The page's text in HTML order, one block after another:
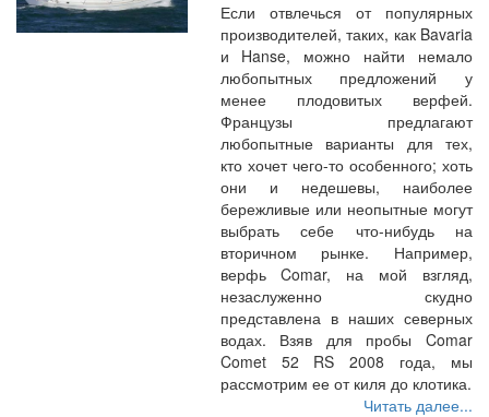
Если отвлечься от популярных
производителей, таких, как Bavaria
и Hanse, можно найти немало
любопытных предложений у
менее плодовитых верфей.
Французы предлагают
любопытные варианты для тех,
кто хочет чего-то особенного; хоть
они и недешевы, наиболее
бережливые или неопытные могут
выбрать себе что-нибудь на
вторичном рынке. Например,
верфь Comar, на мой взгляд,
незаслуженно скудно
представлена в наших северных
водах. Взяв для пробы Comar
Comet 52 RS 2008 года, мы
рассмотрим ее от киля до клотика.
Читать далее...